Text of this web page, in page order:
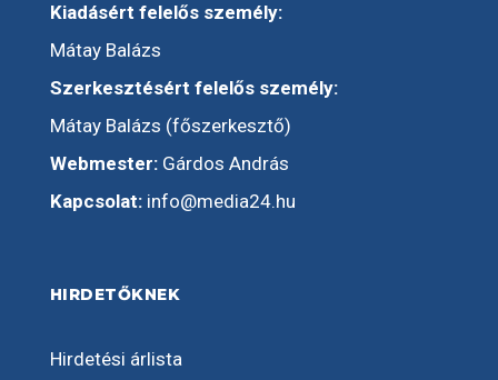
Kiadásért felelős személy:
Mátay Balázs
Szerkesztésért felelős személy:
Mátay Balázs (főszerkesztő)
Webmester:Gárdos András
Kapcsolat: info@media24.hu
HIRDETŐKNEK
Hirdetési árlista